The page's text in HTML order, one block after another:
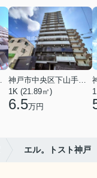
1K (21.89㎡)
6.5万円
エル。トスト神戸